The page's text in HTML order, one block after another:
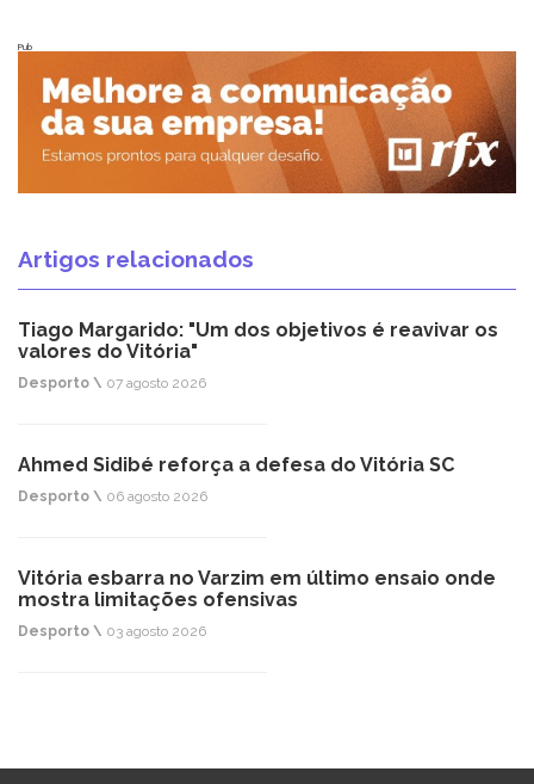
Pub
Artigos relacionados
Tiago Margarido: "Um dos objetivos é reavivar os
valores do Vitória"
Desporto \ 07 agosto 2026
Ahmed Sidibé reforça a defesa do Vitória SC
Desporto \ 06 agosto 2026
Vitória esbarra no Varzim em último ensaio onde
mostra limitações ofensivas
Desporto \ 03 agosto 2026